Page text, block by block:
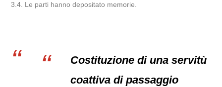
3.4. Le parti hanno depositato memorie.
Costituzione di una servitù
coattiva di passaggio